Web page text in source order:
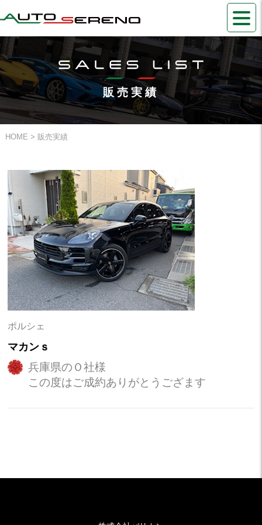
販売実績
HOME > 販売実績
ポルシェ
マカンｓ
兵庫県のＯ社様
この度はご成約ありがとうござます